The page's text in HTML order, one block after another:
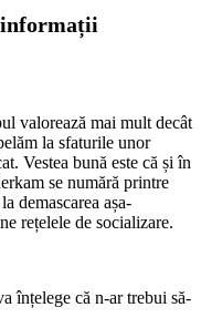
informații
valorează mai mult decât
la sfaturile unor
Vestea bună este că și în
se numără printre
demascarea așa-
rețelele de socializare.
înțelege că n-ar trebui să-